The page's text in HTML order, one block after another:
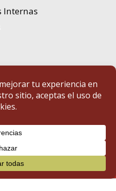
Internas
Diputación de Badajoz